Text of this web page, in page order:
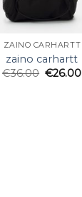
ZAINO CARHARTT
zaino carhartt
€36.00 €26.00